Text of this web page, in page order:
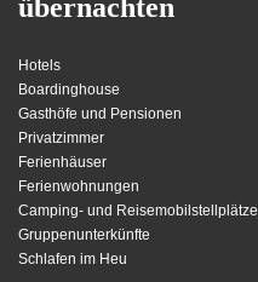
übernachten
Hotels
Boardinghouse
Gasthöfe und Pensionen
Privatzimmer
Ferienhäuser
Ferienwohnungen
Camping- und Reisemobilstellplätze
Gruppenunterkünfte
Schlafen im Heu